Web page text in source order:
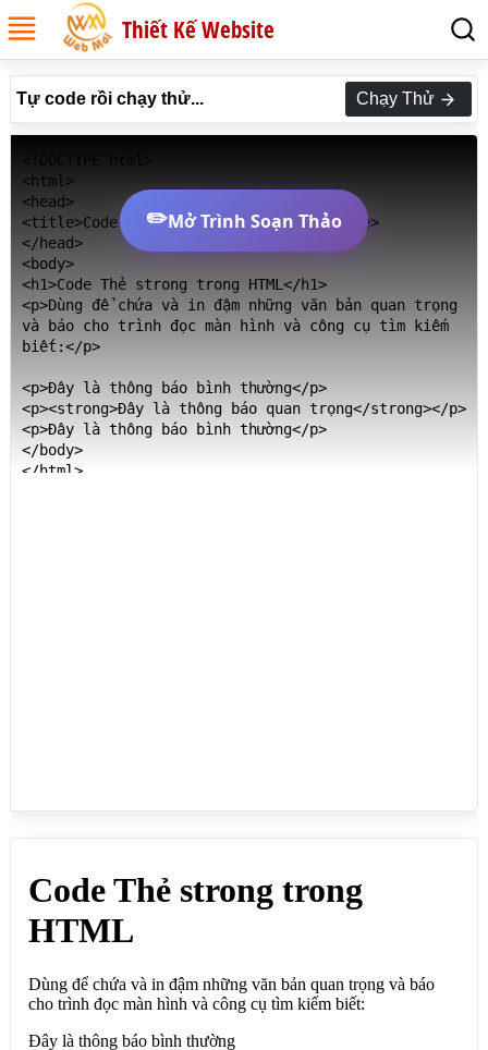
Thiết Kế Website
Tự code rồi chạy thử... Chạy Thử
<html>
<head>
<title>Code Thẻ strong trong HTML</title>
</head>
<body>
<h1>Code Thẻ strong trong HTML</h1>
<p>Dùng để chứa và in đậm những văn bản quan trọng
và báo cho trình đọc màn hình và công cụ tìm kiếm
biết:</p>
<p>Đây là thông báo bình thường</p>
<p><strong>Đây là thông báo quan trọng</strong></p>
<p>Đây là thông báo bình thường</p>
</body>
</html>
✏️Mở Trình Soạn Thảo